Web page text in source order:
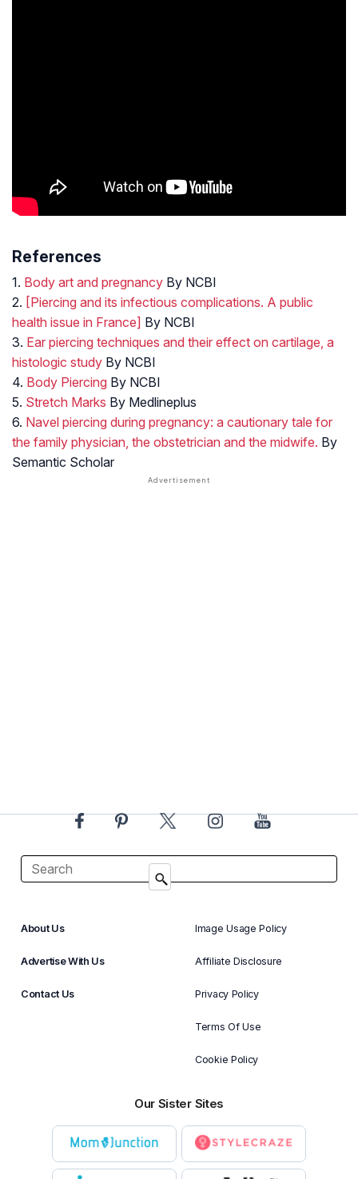
References
1. Body art and pregnancy By NCBI
2. [Piercing and its infectious complications. A public
health issue in France] By NCBI
3. Ear piercing techniques and their effect on cartilage, a
histologic study By NCBI
4. Body Piercing By NCBI
5. Stretch Marks By Medlineplus
6. Navel piercing during pregnancy: a cautionary tale for
the family physician, the obstetrician and the midwife. By
Semantic Scholar
About Us
Advertise With Us
Contact Us
Image Usage Policy
Affiliate Disclosure
Privacy Policy
Terms Of Use
Cookie Policy
Our Sister Sites